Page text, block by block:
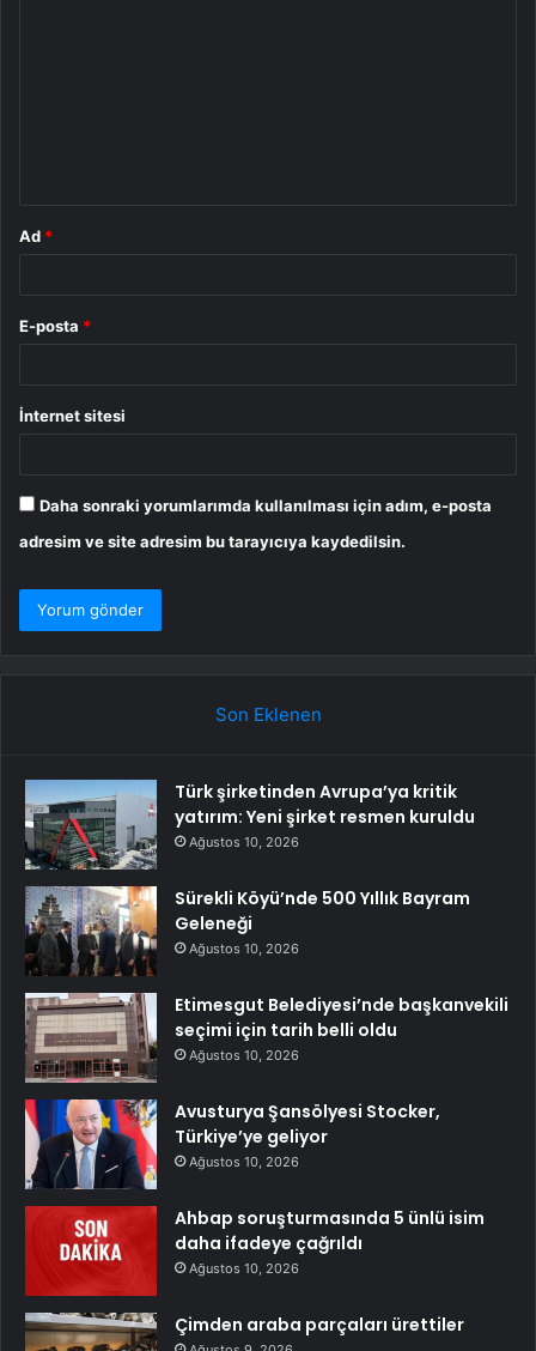
Ad *
E-posta *
İnternet sitesi
Daha sonraki yorumlarımda kullanılması için adım, e-posta
adresim ve site adresim bu tarayıcıya kaydedilsin.
Son Eklenen
Türk şirketinden Avrupa’ya kritik
yatırım: Yeni şirket resmen kuruldu
Ağustos 10, 2026
Sürekli Köyü’nde 500 Yıllık Bayram
Geleneği
Ağustos 10, 2026
Etimesgut Belediyesi’nde başkanvekili
seçimi için tarih belli oldu
Ağustos 10, 2026
Avusturya Şansölyesi Stocker,
Türkiye’ye geliyor
Ağustos 10, 2026
Ahbap soruşturmasında 5 ünlü isim
daha ifadeye çağrıldı
Ağustos 10, 2026
Çimden araba parçaları ürettiler